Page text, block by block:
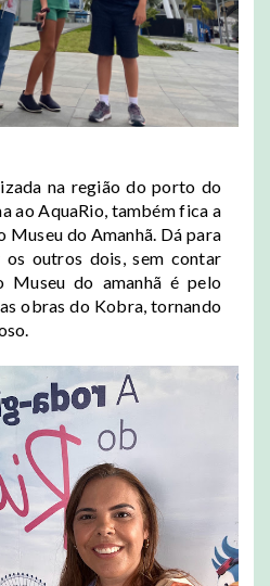
na região do porto do
ao AquaRio, também fica a
Museu do Amanhã. Dá para
os outros dois,sem contar
Museu do amanhã é pelo
obras do Kobra, tornando